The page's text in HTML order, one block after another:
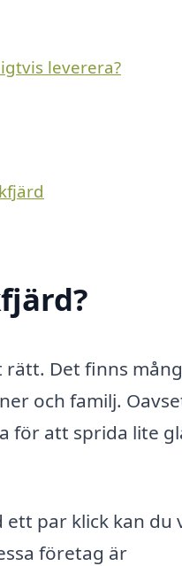
leverera?
Det finns
och familj.
för att sprida lite
par klick kan du
företag är